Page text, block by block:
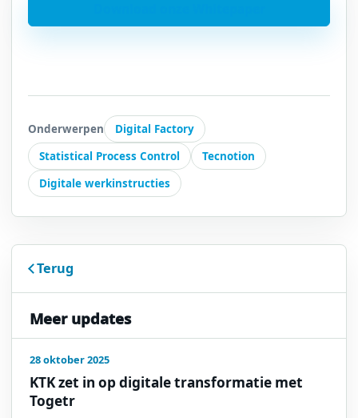
Onderwerpen
Digital Factory
Statistical Process Control
Tecnotion
Digitale werkinstructies
Terug
Meer updates
28 oktober 2025
KTK zet in op digitale transformatie met
Togetr